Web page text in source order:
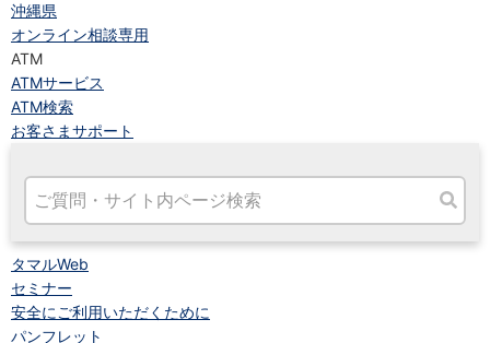
沖縄県
オンライン相談専用
ATM
ATMサービス
ATM検索
お客さまサポート
タマルWeb
セミナー
安全にご利用いただくために
パンフレット